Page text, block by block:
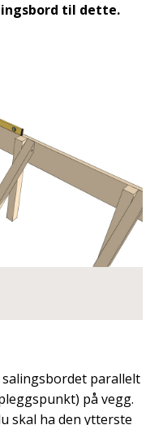
til dette.
parallelt
på vegg.
skal ha den ytterste